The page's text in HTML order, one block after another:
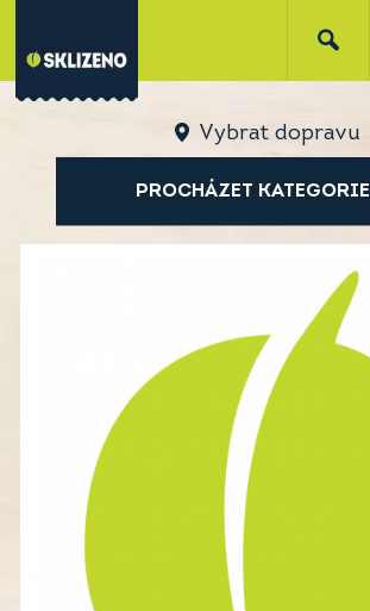
Vybrat dopravu
PROCHÁZET KATEGORIE